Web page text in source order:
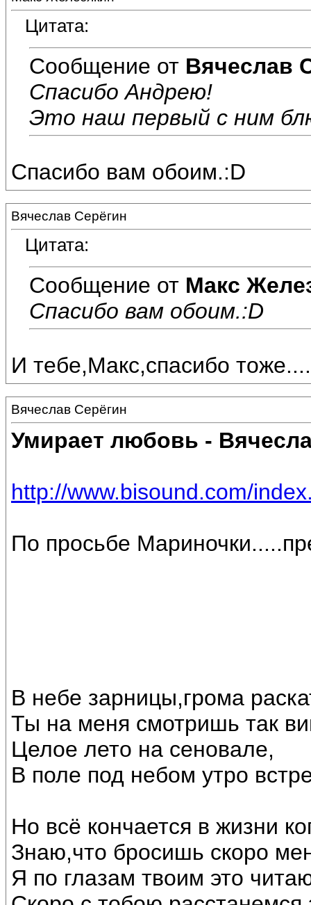
Цитата:
Сообщение от Вячеслав
Спасибо Андрею!
Это наш первый с ним
Спасибо вам обоим.:D
Вячеслав Серёгин
Цитата:
Сообщение от Макс
Спасибо вам обоим.:D
И тебе,Макс,спасибо
Вячеслав Серёгин
Умирает любовь -
http://www.bisound.com/
По просьбе
В небе зарницы,грома
Ты на меня смотришь так
Целое лето на сеновале,
В поле под небом утро
Но всё кончается в жизни
Знаю,что бросишь скоро
Я по глазам твоим это